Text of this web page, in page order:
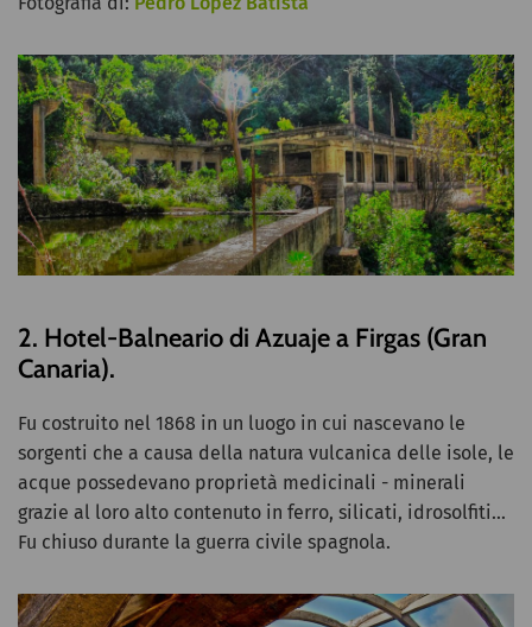
2. Hotel-Balneario di Azuaje a Firgas (Gran
Canaria).
Fu costruito nel 1868 in un luogo in cui nascevano le
sorgenti che a causa della natura vulcanica delle isole, le
acque possedevano proprietà medicinali - minerali
grazie al loro alto contenuto in ferro, silicati, idrosolfiti...
Fu chiuso durante la guerra civile spagnola.